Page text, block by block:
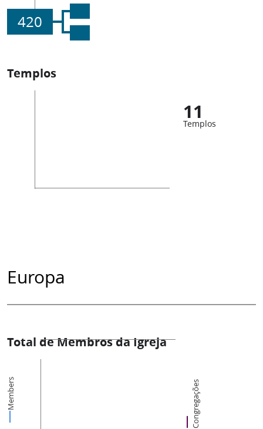
420
Templos
11
Templos
Europa
Total de Membros da Igreja
Members Congregações